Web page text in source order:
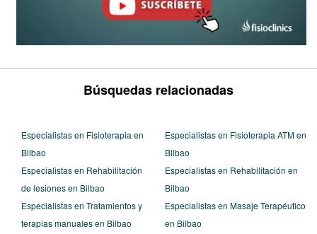
Búsquedas relacionadas
Especialistas en Fisioterapia en
Bilbao
Especialistas en Rehabilitación
de lesiones en Bilbao
Especialistas en Tratamientos y
terapias manuales en Bilbao
Especialistas en Fisioterapia ATM en
Bilbao
Especialistas en Rehabilitación en
Bilbao
Especialistas en Masaje Terapéutico
en Bilbao